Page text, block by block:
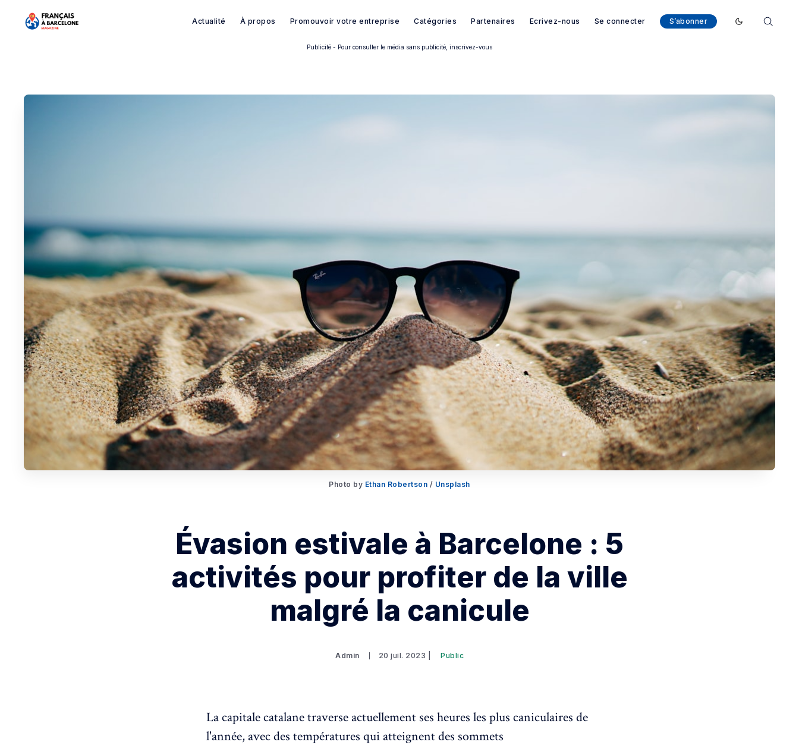
Actualité À propos Promouvoir votre entreprise Catégories Partenaires Ecrivez-nous Se connecter S’abonner
Enable dark mode
Publicité - Pour consulter le média sans publicité, inscrivez-vous
Photo by Ethan Robertson / Unsplash
Évasion estivale à Barcelone : 5
activités pour profiter de la ville
malgré la canicule
Admin 20 juil. 2023 | Public
La capitale catalane traverse actuellement ses heures les plus caniculaires de
l'année, avec des températures qui atteignent des sommets